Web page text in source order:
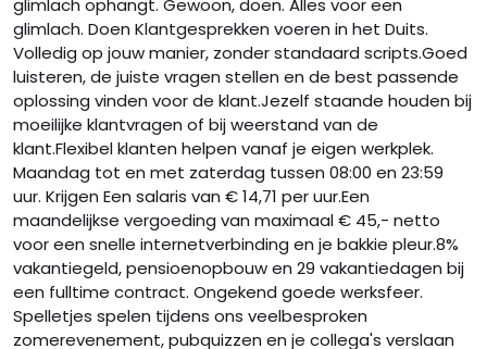
glimlach ophangt. Gewoon, doen. Alles voor een
glimlach. Doen Klantgesprekken voeren in het Duits.
Volledig op jouw manier, zonder standaard scripts.Goed
luisteren, de juiste vragen stellen en de best passende
oplossing vinden voor de klant.Jezelf staande houden bij
moeilijke klantvragen of bij weerstand van de
klant.Flexibel klanten helpen vanaf je eigen werkplek.
Maandag tot en met zaterdag tussen 08:00 en 23:59
uur. Krijgen Een salaris van € 14,71 per uur.Een
maandelijkse vergoeding van maximaal € 45,- netto
voor een snelle internetverbinding en je bakkie pleur.8%
vakantiegeld, pensioenopbouw en 29 vakantiedagen bij
een fulltime contract. Ongekend goede werksfeer.
Spelletjes spelen tijdens ons veelbesproken
zomerevenement, pubquizzen en je collega's verslaan